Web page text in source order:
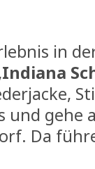
in
Indiana
gehe
Da